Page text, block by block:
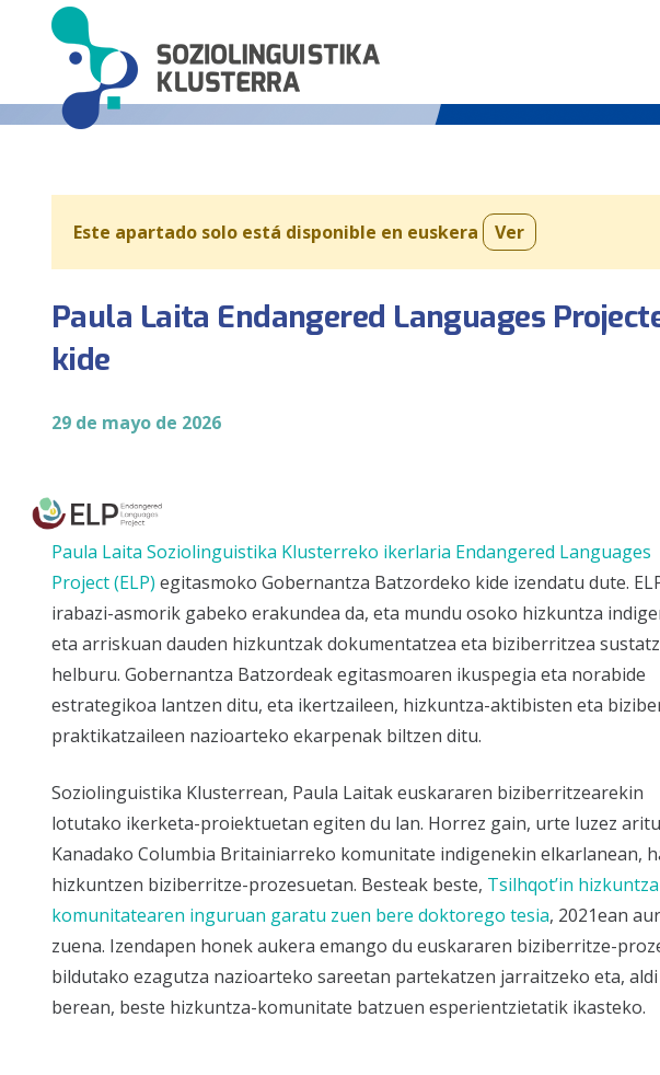
Este apartado solo está disponible en euskera Ver
Paula Laita Endangered Languages
kide
29 de mayo de 2026
Paula Laita Soziolinguistika Klusterreko ikerlaria Endangered Languages
Project (ELP) egitasmoko Gobernantza Batzordeko kide izendatu dute.
irabazi-asmorik gabeko erakundea da, eta mundu osoko hizkuntza
eta arriskuan dauden hizkuntzak dokumentatzea eta biziberritzea
helburu. Gobernantza Batzordeak egitasmoaren ikuspegia eta norabide
estrategikoa lantzen ditu, eta ikertzaileen, hizkuntza-aktibisten eta
praktikatzaileen nazioarteko ekarpenak biltzen ditu.
Soziolinguistika Klusterrean, Paula Laitak euskararen biziberritzearekin
lotutako ikerketa-proiektuetan egiten du lan. Horrez gain, urte luzez
Kanadako Columbia Britainiarreko komunitate indigenekin elkarlanean,
hizkuntzen biziberritze-prozesuetan. Besteak beste, Tsilhqotʼin
komunitatearen inguruan garatu zuen bere doktorego tesia, 2021ean
zuena. Izendapen honek aukera emango du euskararen biziberritze-
bildutako ezagutza nazioarteko sareetan partekatzen jarraitzeko eta, aldi
berean, beste hizkuntza-komunitate batzuen esperientzietatik ikasteko.